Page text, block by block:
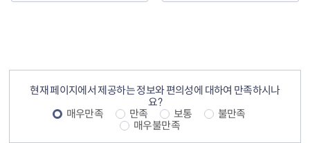
현재 페이지에서 제공하는 정보와 편의성에 대하여 만족하시나
요?
매우만족
만족 보통
불만족
매우불만족